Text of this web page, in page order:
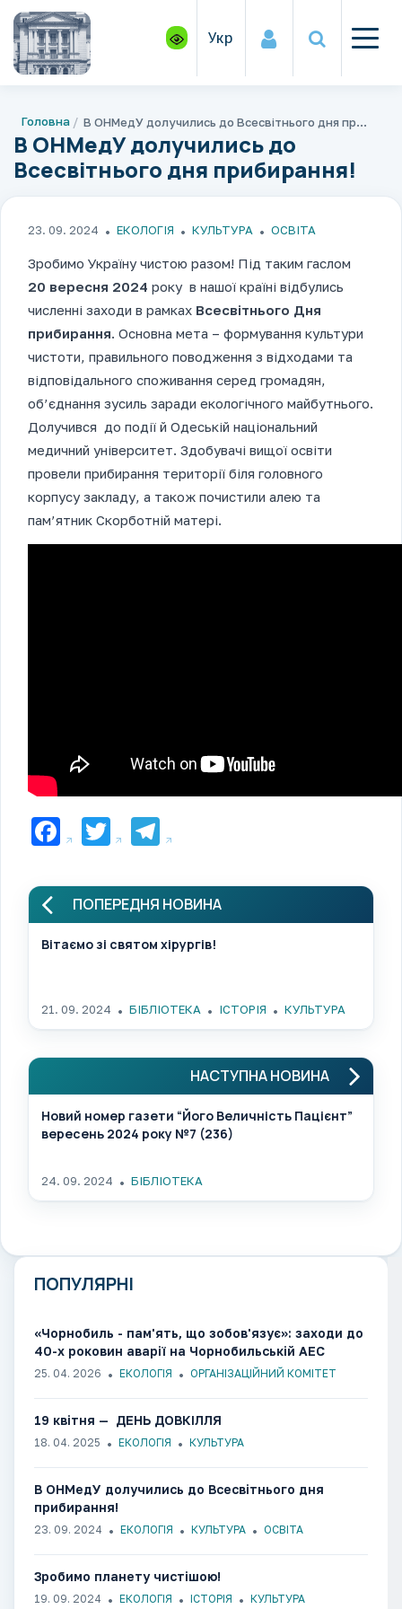
Укр
Головна В ОНМедУ долучились до Всесвітнього дня прибирання!
В ОНМедУ долучились до
Всесвітнього дня прибирання!
23. 09. 2024 ЕКОЛОГІЯ КУЛЬТУРА ОСВІТА
Зробимо Україну чистою разом! Під таким гаслом
20 вересня 2024 року в нашої країні відбулись
численні заходи в рамках Всесвітнього Дня
прибирання. Основна мета – формування культури
чистоти, правильного поводження з відходами та
відповідального споживання серед громадян,
об’єднання зусиль заради екологічного майбутнього.
Долучився до події й Одеській національний
медичний університет. Здобувачі вищої освіти
провели прибирання території біля головного
корпусу закладу, а також почистили алею та
пам’ятник Скорботній матері.
Facebook
TwitterTelegram
ПОПЕРЕДНЯ НОВИНА
Вітаємо зі святом хірургів!
21. 09. 2024 БІБЛІОТЕКА ІСТОРІЯ КУЛЬТУРА
НАСТУПНА НОВИНА
Новий номер газети “Його Величність Пацієнт”
вересень 2024 року №7 (236)
24. 09. 2024 БІБЛІОТЕКА
ПОПУЛЯРНІ
«Чорнобиль - пам'ять, що зобов'язує»: заходи до
40-х роковин аварії на Чорнобильській АЕС
25. 04. 2026 ЕКОЛОГІЯ ОРГАНІЗАЦІЙНИЙ КОМІТЕТ
19 квітня — ДЕНЬ ДОВКІЛЛЯ
18. 04. 2025 ЕКОЛОГІЯ КУЛЬТУРА
В ОНМедУ долучились до Всесвітнього дня
прибирання!
23. 09. 2024 ЕКОЛОГІЯ КУЛЬТУРА ОСВІТА
Зробимо планету чистішою!
19. 09. 2024 ЕКОЛОГІЯ ІСТОРІЯ КУЛЬТУРА